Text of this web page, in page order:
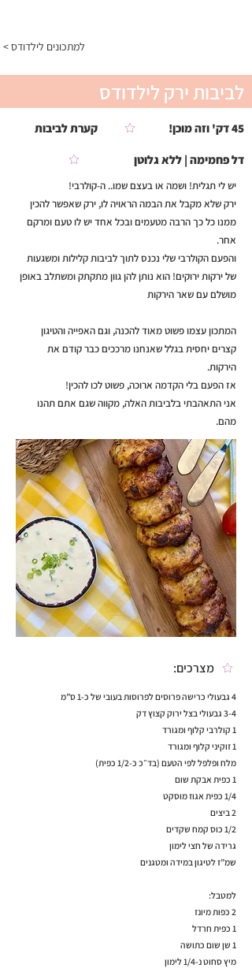
< למתכונים לילדודס
לביבות ירק לילדודס
45 דק' וזה מוכן! קערת לביבות
דל פחמימה | ללא גלוטן
יש לי תגלית! ושמה או בעצם שמו.. ה-קולרבי!
ירק שלא מקבל את הבמה הראויה לו, ירק שאפשר להכין
ממנו כל כך הרבה מטעמים ובכל אחד יש לו טעם ומרקם
אחר.
והפעם הקולרבי שלי נכנס לתוך לביבות קלילות ומשגעות
של ירקות ירוקים! הוא נותן להן גוון מתקתק ומשתלב באופן
מושלם עם שאר הירקות
המתכון עצמו פשוט מאוד להכנה, וגם האפייה והטיגון
קצרים יחסית בגלל שאנחנו מרככים כבר קודם את
הירקות.
אז הפעם בלי הקדמה ארוכה, פשוט לכו להכין!
אני התאהבתי בלביבות האלה, מקווה שגם אתם תהנו
מהם.
מצרכים:
4 גבעולי כרישה פרוסים לפרוסות בעובי של כ-1 ס”מ
3-4 גבעולי בצל ירוק קצוץ דק
1 קולרבי קלוף ומגורד
1 זוקיני קלוף ומגורד
מלח ופלפל לפי הטעם (בד״כ כ-1/2 כפית)
1 כפית אבקת שום
1/4 כפית אגוז מוסקט
2 ביצים
1/2 כוס קמח שקדים
גרידה של חצי לימון
שמ”ז לטיגון במידה ומטגנים
למטבל:
2 כפות מיונז
1 כפית חרדל
1 שן שום כתושה
מיץ סחוט נ-1/4 לימון